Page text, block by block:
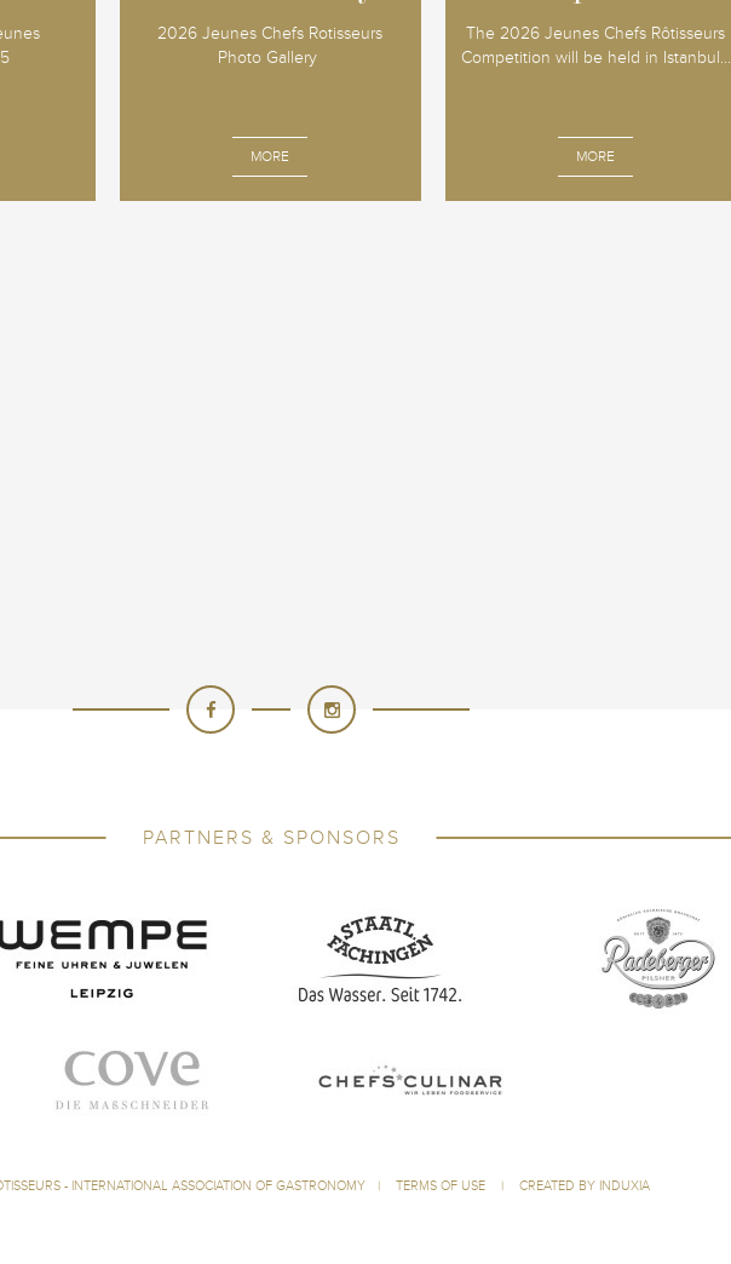
2026 Jeunes Chefs Rotisseurs
Photo Gallery
MORE
The 2026 Jeunes Chefs Rôtisseurs
Competition will be held in Istanbul...
MORE
PARTNERS & SPONSORS
- INTERNATIONAL ASSOCIATION OF GASTRONOMY | TERMS OF USE | CREATED BY INDUXIA